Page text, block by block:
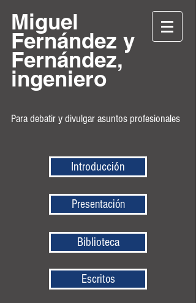
Miguel
Fernández y
Fernández,
ingeniero
Para debatir y divulgar asuntos profesionales
Introducción
Presentación
Biblioteca
Escritos